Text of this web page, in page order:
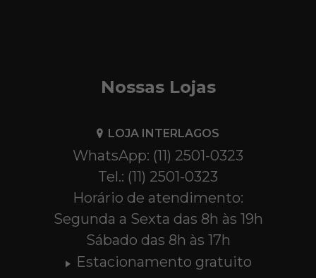
Nossas Lojas
LOJA INTERLAGOS
WhatsApp: (11) 2501-0323
Tel.: (11) 2501-0323
Horário de atendimento:
Segunda a Sexta das 8h às 19h
Sábado das 8h às 17h
Estacionamento gratuito